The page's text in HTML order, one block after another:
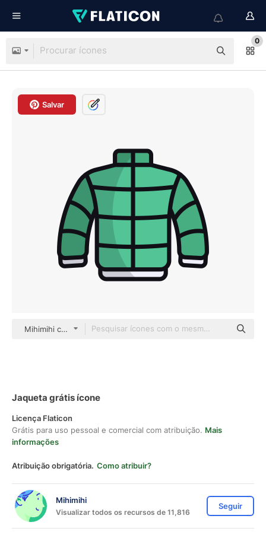
0
Salvar
Mihimihi color lineal-color
Jaqueta grátis ícone
Licença Flaticon
Grátis para uso pessoal e comercial com atribuição. Mais
informações
Atribuição obrigatória. Como atribuir?
Mihimihi
Visualizar todos os recursos de 11,816
Seguir